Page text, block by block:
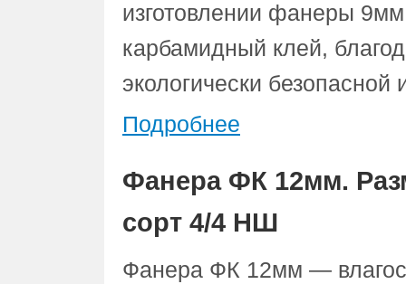
изготовлении фанеры
карбамидный клей,
экологически безопасной
Подробнее
Фанера ФК 12мм.
сорт 4/4 НШ
Фанера ФК 12мм —